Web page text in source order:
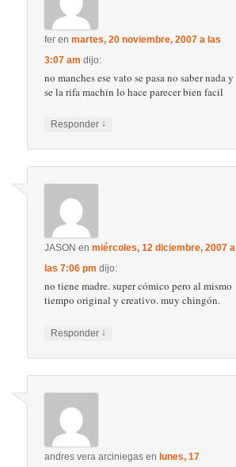
fer enmartes, 20 noviembre, 2007 a las
3:07 am dijo:
no manches ese vato se pasa no saber nada y
se la rifa machin lo hace parecer bien facil
Responder ↓
JASON enmiércoles, 12 diciembre, 2007 a
las 7:06 pm dijo:
no tiene madre. super cómico pero al mismo
tiempo original y creativo. muy chingón.
Responder ↓
andres vera arciniegas en lunes, 17